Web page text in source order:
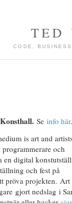
TED
CODE,
Se info här
is art and
och
en digital
och fest på
pröva projekten.
gjort nedslag i